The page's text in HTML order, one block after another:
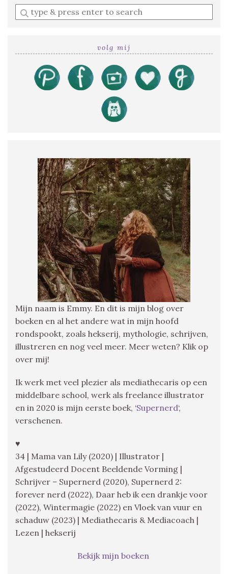
Enter
a
volg mij
Mijn naam is Emmy. En dit is mijn blog over
boeken en al het andere wat in mijn hoofd
rondspookt, zoals hekserij, mythologie, schrijven,
illustreren en nog veel meer. Meer weten? Klik op
over mij!
Ik werk met veel plezier als mediathecaris op een
middelbare school, werk als freelance illustrator
en in 2020 is mijn eerste boek, ‘Supernerd‘,
verschenen.
♥
34 | Mama van Lily (2020) | Illustrator |
Afgestudeerd Docent Beeldende Vorming |
Schrijver – Supernerd (2020), Supernerd 2:
forever nerd (2022), Daar heb ik een drankje voor
(2022), Wintermagie (2022) en Vloek van vuur en
schaduw (2023) | Mediathecaris & Mediacoach |
Lezen | hekserij
Bekijk mijn boeken